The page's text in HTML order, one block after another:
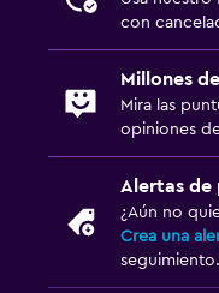
con
Millones
Mira las
opiniones
Alertas de
¿Aún no
Crea una
seguimiento.